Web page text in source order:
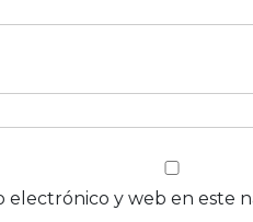
electrónico y web en este